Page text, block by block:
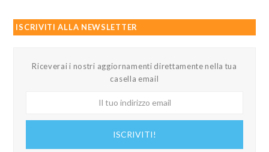
ISCRIVITI ALLA NEWSLETTER
Riceverai i nostri aggiornamenti direttamente nella tua
casella email
ISCRIVITI!